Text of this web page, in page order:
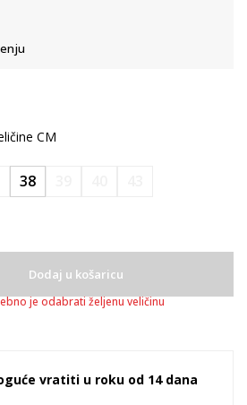
CM
38
Dodaj u košaricu
je odabrati željenu veličinu
vratiti u roku od 14 dana